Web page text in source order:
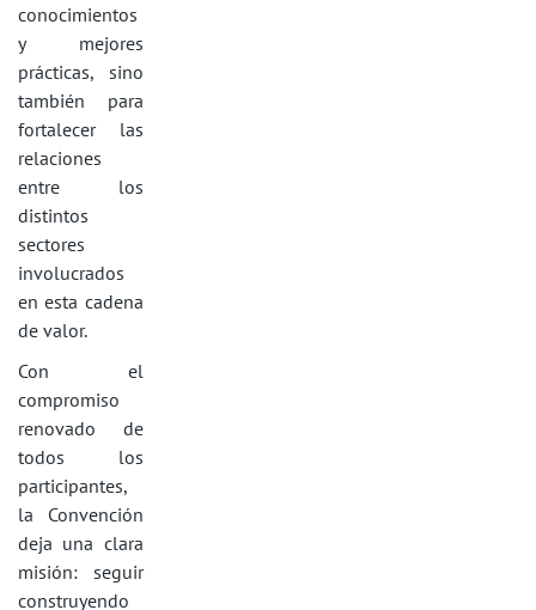
conocimientos
y mejores
prácticas, sino
también para
fortalecer las
relaciones
entre los
distintos
sectores
involucrados
en esta cadena
de valor.
Con el
compromiso
renovado de
todos los
participantes,
la Convención
deja una clara
misión: seguir
construyendo